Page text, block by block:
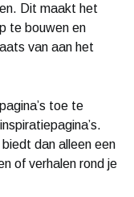
Dit maakt het
te bouwen en
van aan het
toe te
dan alleen een
of verhalen rond je